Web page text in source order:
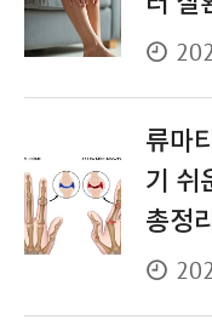
류마
기 쉬
총정리